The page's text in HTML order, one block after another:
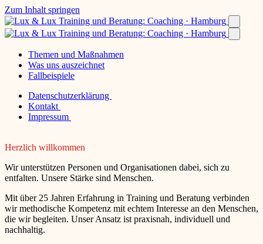
Zum Inhalt springen
Themen und Maßnahmen
Was uns auszeichnet
Fallbeispiele
Datenschutzerklärung
Kontakt
Impressum
Herzlich willkommen
Wir unterstützen Personen und Organisationen dabei, sich zu
entfalten. Unsere Stärke sind Menschen.
Mit über 25 Jahren Erfahrung in Training und Beratung verbinden
wir methodische Kompetenz mit echtem Interesse an den Menschen,
die wir begleiten. Unser Ansatz ist praxisnah, individuell und
nachhaltig.